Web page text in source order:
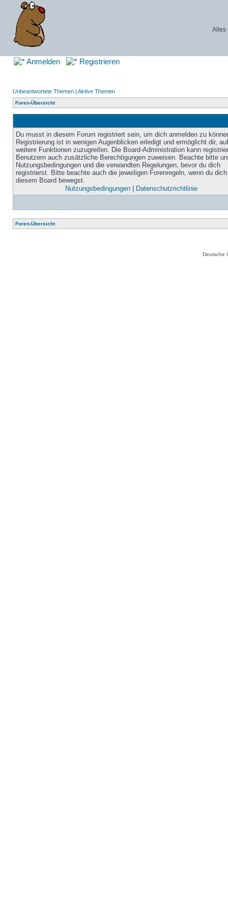
Alles
Anmelden Registrieren
Unbeantwortete Themen | Aktive Themen
Foren-Übersicht
Du musst in diesem Forum registriert sein, um dich anmelden zu
Registrierung ist in wenigen Augenblicken erledigt und ermöglicht dir, auf
weitere Funktionen zuzugreifen. Die Board-Administration kann
Benutzern auch zusätzliche Berechtigungen zuweisen. Beachte bitte
Nutzungsbedingungen und die verwandten Regelungen, bevor du dich
registrierst. Bitte beachte auch die jeweiligen Forenregeln, wenn du
diesem Board bewegst.
Nutzungsbedingungen| Datenschutzrichtlinie
Foren-Übersicht
Deutsche